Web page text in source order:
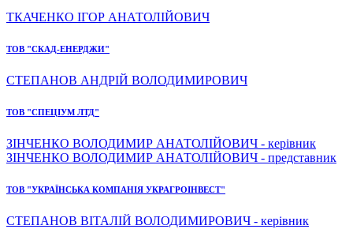
ТКАЧЕНКО ІГОР АНАТОЛІЙОВИЧ
ТОВ "СКАД-ЕНЕРДЖИ"
СТЕПАНОВ АНДРІЙ ВОЛОДИМИРОВИЧ
ТОВ "СПЕЦІУМ ЛТД"
ЗІНЧЕНКО ВОЛОДИМИР АНАТОЛІЙОВИЧ - керівник
ЗІНЧЕНКО ВОЛОДИМИР АНАТОЛІЙОВИЧ - представник
ТОВ "УКРАЇНСЬКА КОМПАНІЯ УКРАГРОІНВЕСТ"
СТЕПАНОВ ВІТАЛІЙ ВОЛОДИМИРОВИЧ - керівник